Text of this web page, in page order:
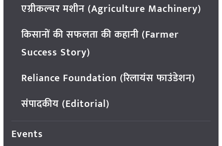
एग्रीकल्चर मशीन (Agriculture Machinery)
किसानों की सफलता की कहानी (Farmer
Success Story)
Reliance Foundation (रिलायंस फाउंडेशन)
संपादकीय (Editorial)
Events